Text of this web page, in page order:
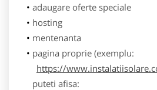
adaugare oferte speciale
hosting
mentenanta
pagina proprie (exemplu:
https://
puteti afisa: